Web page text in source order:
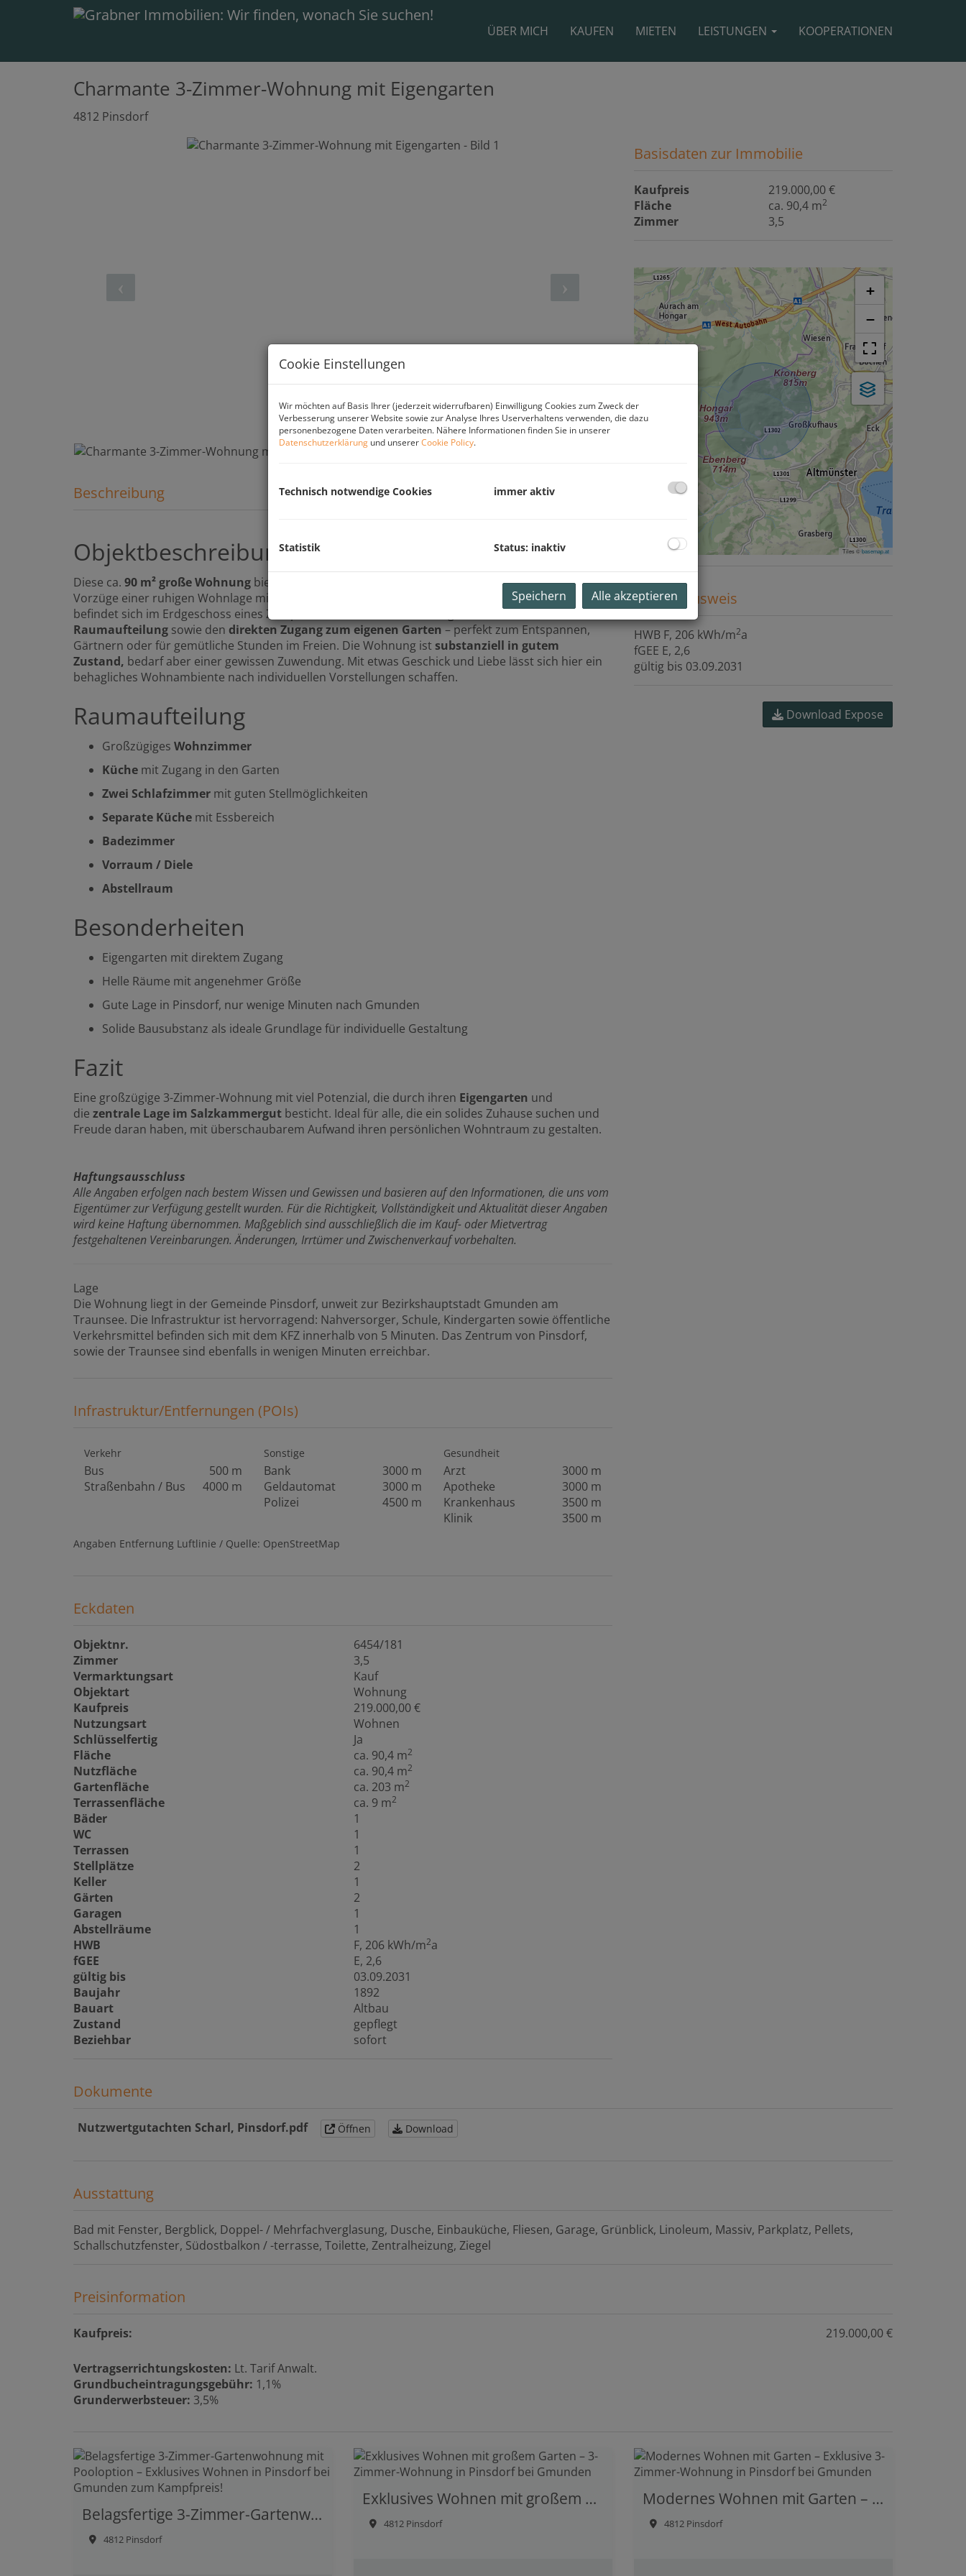
ÜBER MICH KAUFEN MIETEN LEISTUNGEN KOOPERATIONEN
Charmante 3-Zimmer-Wohnung mit Eigengarten
4812 Pinsdorf
Beschreibung
Objektbeschreibung
Diese ca. 90 m² große Wohnung bietet ein ideales Zuhause für Paare, Familien oder all jene, die die
Vorzüge einer ruhigen Wohnlage mit Nähe zur öffentlichen Infrastruktur schätzen. Die Immobilie
befindet sich im Erdgeschoss eines Zweiparteienhauses und überzeugt durch einefunktionale
Raumaufteilung sowie den direkten Zugang zum eigenen Garten– perfekt zum Entspannen,
Gärtnern oder für gemütliche Stunden im Freien. Die Wohnung ist substanziell in gutem
Zustand, bedarf aber einer gewissen Zuwendung. Mit etwas Geschick und Liebe lässt sich hier ein
behagliches Wohnambiente nach individuellen Vorstellungen schaffen.
Raumaufteilung
Großzügiges Wohnzimmer
Küche mit Zugang in den Garten
Zwei Schlafzimmer mit guten Stellmöglichkeiten
Separate Küche mit Essbereich
Badezimmer
Vorraum / Diele
Abstellraum
Besonderheiten
Eigengarten mit direktem Zugang
Helle Räume mit angenehmer Größe
Gute Lage in Pinsdorf, nur wenige Minuten nach Gmunden
Solide Bausubstanz als ideale Grundlage für individuelle Gestaltung
Fazit
Eine großzügige 3-Zimmer-Wohnung mit viel Potenzial, die durch ihren Eigengarten und
die zentrale Lage im Salzkammergut besticht. Ideal für alle, die ein solides Zuhause suchen und
Freude daran haben, mit überschaubarem Aufwand ihren persönlichen Wohntraum zu gestalten.
Haftungsausschluss
Alle Angaben erfolgen nach bestem Wissen und Gewissen und basieren auf den Informationen, die uns vom
Eigentümer zur Verfügung gestellt wurden. Für die Richtigkeit, Vollständigkeit und Aktualität dieser Angaben
wird keine Haftung übernommen. Maßgeblich sind ausschließlich die im Kauf- oder Mietvertrag
festgehaltenen Vereinbarungen. Änderungen, Irrtümer und Zwischenverkauf vorbehalten.
Lage
Die Wohnung liegt in der Gemeinde Pinsdorf, unweit zur Bezirkshauptstadt Gmunden am
Traunsee. Die Infrastruktur ist hervorragend: Nahversorger, Schule, Kindergarten sowie öffentliche
Verkehrsmittel befinden sich mit dem KFZ innerhalb von 5 Minuten. Das Zentrum von Pinsdorf,
sowie der Traunsee sind ebenfalls in wenigen Minuten erreichbar.
Infrastruktur/Entfernungen (POIs)
Verkehr
Bus
500 m
Straßenbahn / Bus
4000 m
Sonstige
Bank
3000 m
Geldautomat
3000 m
Polizei
4500 m
Gesundheit
Arzt
3000 m
Apotheke
3000 m
Krankenhaus
3500 m
Klinik
3500 m
Angaben Entfernung Luftlinie / Quelle: OpenStreetMap
Eckdaten
Objektnr.
6454/181
Zimmer
3,5
Vermarktungsart
Kauf
Objektart
Wohnung
Kaufpreis
219.000,00 €
Nutzungsart
Wohnen
Schlüsselfertig
Ja
Fläche
ca. 90,4 m2
Nutzfläche ca. 90,4 m2
Gartenfläche ca. 203 m2
Terrassenfläche ca. 9 m2
Bäder
1
WC
1
Terrassen
1
Stellplätze
2
Keller
1
Gärten
2
Garagen
1
Abstellräume
1
HWB
F, 206 kWh/m2a
fGEE
E, 2,6
gültig bis
03.09.2031
Baujahr
1892
Bauart
Altbau
Zustand
gepflegt
Beziehbar
sofort
Basisdaten zur Immobilie
Kaufpreis
219.000,00 €
Fläche
ca. 90,4 m2
Zimmer 3,5
+
−
Tiles ©basemap.at
Energieausweis
HWB F, 206 kWh/m2a
fGEE E, 2,6
gültig bis 03.09.2031
Download Expose
Dokumente
Nutzwertgutachten Scharl, Pinsdorf.pdf Öffnen Download
Ausstattung
Bad mit Fenster Bergblick Doppel- / Mehrfachverglasung Dusche Einbauküche Fliesen Garage Grünblick Linoleum Massiv Parkplatz Pellets
Schallschutzfenster Südostbalkon / -terrasse Toilette Zentralheizung Ziegel
Preisinformation
Kaufpreis: 219.000,00 €
Vertragserrichtungskosten: Lt. Tarif Anwalt.
Grundbucheintragungsgebühr: 1,1%
Grunderwerbsteuer: 3,5%
Belagsfertige 3-Zimmer-Gartenwohnung mit Pooloption – Exklusives Wohnen in Pinsdorf bei Gmunden zum Kampfpreis!
4812 Pinsdorf
Exklusives Wohnen mit großem Garten – 3-Zimmer-Wohnung in Pinsdorf bei Gmunden
4812 Pinsdorf
Modernes Wohnen mit Garten – Exklusive 3-Zimmer-Wohnung in Pinsdorf bei Gmunden
4812 Pinsdorf
Cookie Einstellungen
Wir möchten auf Basis Ihrer (jederzeit widerrufbaren) Einwilligung Cookies zum Zweck der
Verbesserung unserer Website sowie zur Analyse Ihres Userverhaltens verwenden, die dazu
personenbezogene Daten verarbeiten. Nähere Informationen finden Sie in unserer
Datenschutzerklärung und unsererCookie Policy.
Technisch notwendige Cookies immer aktiv
Statistik Status: inaktiv
Speichern Alle akzeptieren